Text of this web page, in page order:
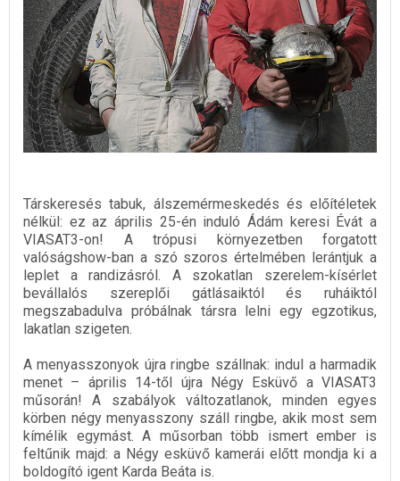
Társkeresés tabuk, álszemérmeskedés és előítéletek
nélkül: ez az április 25-én induló Ádám keresi Évát a
VIASAT3-on! A trópusi környezetben forgatott
valóságshow-ban a szó szoros értelmében lerántjuk a
leplet a randizásról. A szokatlan szerelem-kísérlet
bevállalós szereplői gátlásaiktól és ruháiktól
megszabadulva próbálnak társra lelni egy egzotikus,
lakatlan szigeten.
A menyasszonyok újra ringbe szállnak: indul a harmadik
menet – április 14-től újra Négy Esküvő a VIASAT3
műsorán! A szabályok változatlanok, minden egyes
körben négy menyasszony száll ringbe, akik most sem
kímélik egymást. A műsorban több ismert ember is
feltűnik majd: a Négy esküvő kamerái előtt mondja ki a
boldogító igent Karda Beáta is.